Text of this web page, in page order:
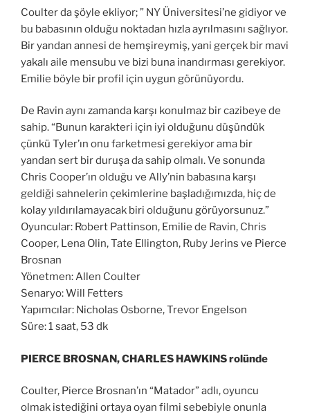
Coulter da şöyle ekliyor; ” NY Üniversitesi’ne gidiyor ve
bu babasının olduğu noktadan hızla ayrılmasını sağlıyor.
Bir yandan annesi de hemşireymiş, yani gerçek bir mavi
yakalı aile mensubu ve bizi buna inandırması gerekiyor.
Emilie böyle bir profil için uygun görünüyordu.
De Ravin aynı zamanda karşı konulmaz bir cazibeye de
sahip. “Bunun karakteri için iyi olduğunu düşündük
çünkü Tyler’ın onu farketmesi gerekiyor ama bir
yandan sert bir duruşa da sahip olmalı. Ve sonunda
Chris Cooper’ın olduğu ve Ally’nin babasına karşı
geldiği sahnelerin çekimlerine başladığımızda, hiç de
kolay yıldırılamayacak biri olduğunu görüyorsunuz.”
Oyuncular: Robert Pattinson, Emilie de Ravin, Chris
Cooper, Lena Olin, Tate Ellington, Ruby Jerins ve Pierce
Brosnan
Yönetmen: Allen Coulter
Senaryo: Will Fetters
Yapımcılar: Nicholas Osborne, Trevor Engelson
Süre: 1 saat, 53 dk
PIERCE BROSNAN, CHARLES HAWKINS rolünde
Coulter, Pierce Brosnan’ın “Matador” adlı, oyuncu
olmak istediğini ortaya oyan filmi sebebiyle onunla